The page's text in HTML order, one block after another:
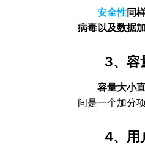
安全性同
病毒以及数据
3、容
容量大小
间是一个加分
4、用